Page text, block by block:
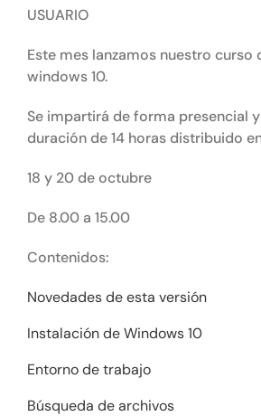
USUARIO
Este mes lanzamos nuestro
windows 10.
Se impartirá de forma presencial
duración de 14 horas distribuido
18 y 20 de octubre
De 8.00 a 15.00
Contenidos:
Novedades de esta versión
Instalación de Windows 10
Entorno de trabajo
Búsqueda de archivos